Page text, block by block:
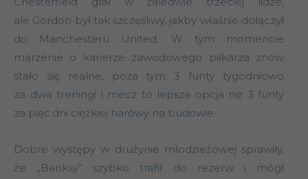
ale Gordon był tak szczęśliwy, jakby właśnie dołączył
do Manchesteru United. W tym momencie
marzenie o karierze zawodowego piłkarza znów
stało się realne, poza tym 3 funty tygodniowo
za dwa treningi i mecz to lepsza opcja niż 3 funty
za pięć dni ciężkiej harówy na budowie.
Dobre występy w drużynie młodzieżowej sprawiły,
że „Banksy” szybko trafił do rezerw i mógł